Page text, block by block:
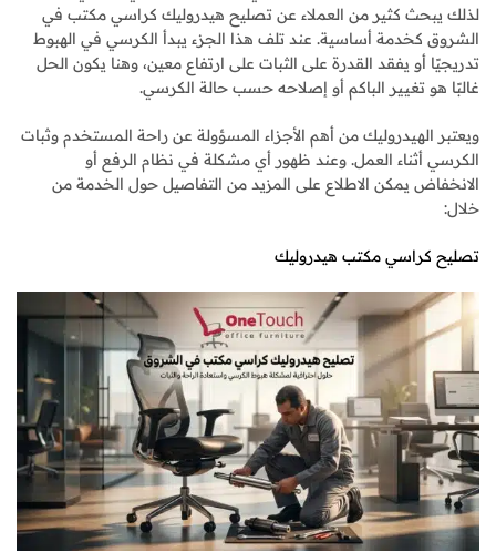
لذلك يبحث كثير من العملاء عن تصليح هيدروليك كراسي مكتب في
الشروق كخدمة أساسية. عند تلف هذا الجزء يبدأ الكرسي في الهبوط
تدريجيًا أو يفقد القدرة على الثبات على ارتفاع معين، وهنا يكون الحل
غالبًا هو تغيير الباكم أو إصلاحه حسب حالة الكرسي.
ويعتبر الهيدروليك من أهم الأجزاء المسؤولة عن راحة المستخدم وثبات
الكرسي أثناء العمل. وعند ظهور أي مشكلة في نظام الرفع أو
الانخفاض يمكن الاطلاع على المزيد من التفاصيل حول الخدمة من
خلال:
تصليح كراسي مكتب هيدروليك